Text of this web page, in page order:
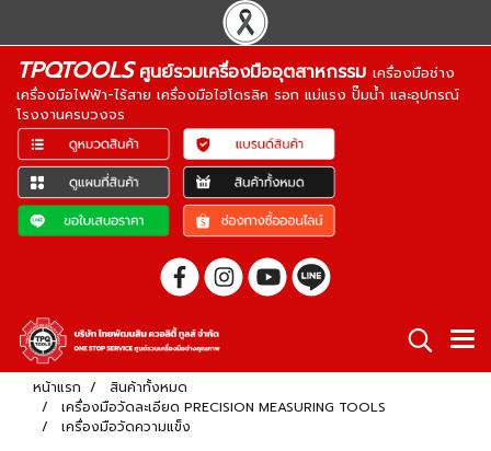
TPQTOOLSศูนย์รวมเครื่องมืออุตสาหกรรม เครื่องมือช่าง
เครื่องมือไฟฟ้า-ไร้สาย เครื่องมือไฮโดรลิค รอก แม่แรง ปั๊มน้ำ และอุปกรณ์
โรงงานครบวงจร
หน้าแรก
สินค้าทั้งหมด
เครื่องมือวัดละเอียด PRECISION MEASURING TOOLS
เครื่องมือวัดความแข็ง